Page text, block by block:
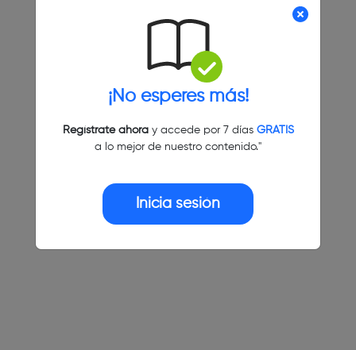
¡No esperes más!
Regístrate ahoray accede por 7 días GRATIS
a lo mejor de nuestro contenido."
Inicia sesión